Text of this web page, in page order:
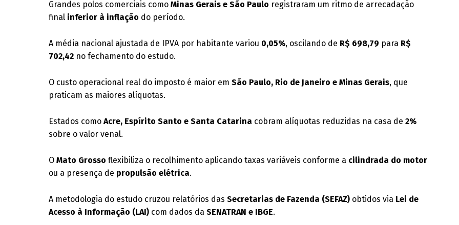
Grandes polos comerciais comoMinas Gerais e São Paulo registraram um ritmo de arrecadação
final inferior à inflação do período.
A média nacional ajustada de IPVA por habitante variou 0,05%, oscilando de R$ 698,79 para R$
702,42 no fechamento do estudo.
O custo operacional real do imposto é maior emSão Paulo, Rio de Janeiro e Minas Gerais, que
praticam as maiores alíquotas.
Estados comoAcre, Espírito Santo e Santa Catarina cobram alíquotas reduzidas na casa de2%
sobre o valor venal.
OMato Grosso flexibiliza o recolhimento aplicando taxas variáveis conforme a cilindrada do motor
ou a presença de propulsão elétrica.
A metodologia do estudo cruzou relatórios dasSecretarias de Fazenda (SEFAZ) obtidos via Lei de
Acesso à Informação (LAI) com dados daSENATRAN e IBGE.